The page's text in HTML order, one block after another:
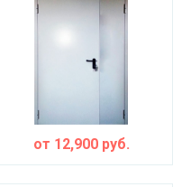
от 12,900руб.